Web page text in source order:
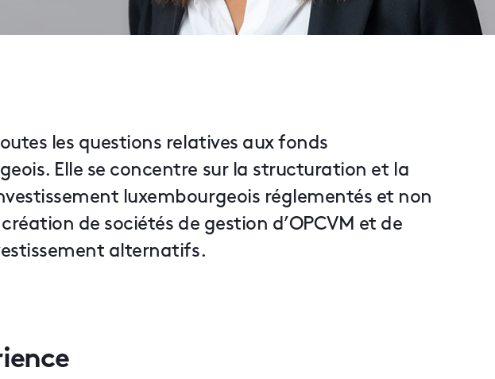
les questions relatives aux fonds
Elle se concentre sur la structuration et la
luxembourgeois réglementés et non
de sociétés de gestion d’OPCVM et de
alternatifs.